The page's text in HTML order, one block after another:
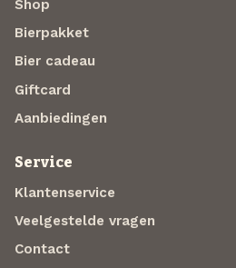
Shop
Bierpakket
Bier cadeau
Giftcard
Aanbiedingen
Service
Klantenservice
Veelgestelde vragen
Contact